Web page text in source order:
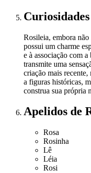
Curiosidades
Rosileia, embora
possui um charme
e à associação com
transmite uma
criação mais recente,
a figuras históricas,
construa sua própria
Apelidos de
Rosa
Rosinha
Lê
Léia
Rosi